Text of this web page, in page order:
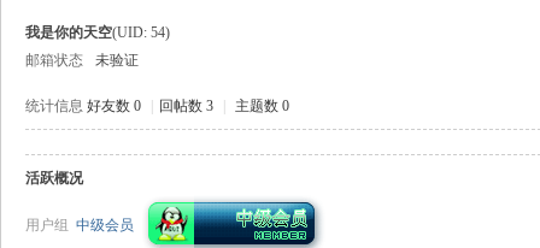
我是你的天空(UID: 54)
邮箱状态
未验证
统计信息 好友数 0 回帖数 3 主题数 0
活跃概况
用户组 中级会员